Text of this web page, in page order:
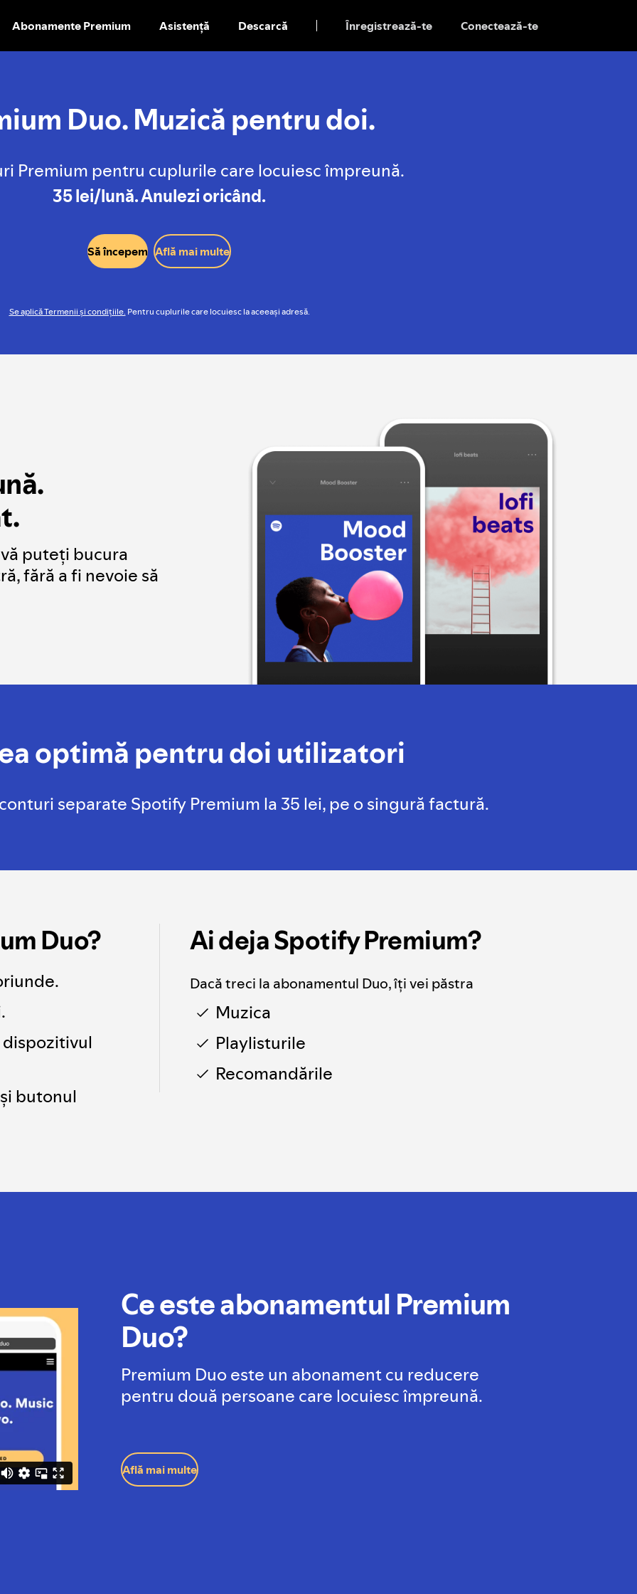
TRECI
LA
Abonamente Premium Asistență Descarcă Înregistrează-te Conectează-te
Duo. Muzică pentru doi.
Premium pentru cuplurile care locuiesc împreună.
35 lei/lună. Anulezi oricând.
Să începem Află mai multe
Se aplică Termenii și condițiile. Pentru cuplurile care locuiesc la aceeași adresă.
puteți bucura
fără a fi nevoie să
optimă pentru doi utilizatori
separate Spotify Premium la 35 lei, pe o singură factură.
Duo?
dispozitivul
butonul
Ai deja Spotify Premium?
Dacă treci la abonamentul Duo, îți vei păstra
Muzica
Playlisturile
Recomandările
Ce este abonamentul Premium
Duo?
Premium Duo este un abonament cu reducere
pentru două persoane care locuiesc împreună.
Află mai multe